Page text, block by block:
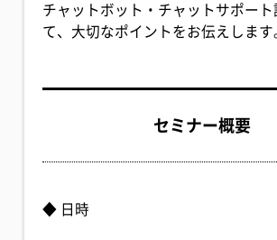
チャットボット・チャットサポート
て、大切なポイントをお伝えします
セミナー概要
◆ 日時